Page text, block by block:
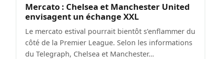
Mercato : Chelsea et Manchester United
envisagent un échange XXL
Le mercato estival pourrait bientôt s’enflammer du
côté de la Premier League. Selon les informations
du Telegraph, Chelsea et Manchester…